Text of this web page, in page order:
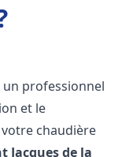
un professionnel
et le
chaudière
Jacques de la